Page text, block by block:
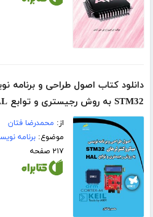
دانلود کتاب اصول طراحی و برنامه
STM32 به روش رجیستری و توابع HAL
از: محمدرضا فتان
موضوع:برنامه
۲۱۷ صفحه